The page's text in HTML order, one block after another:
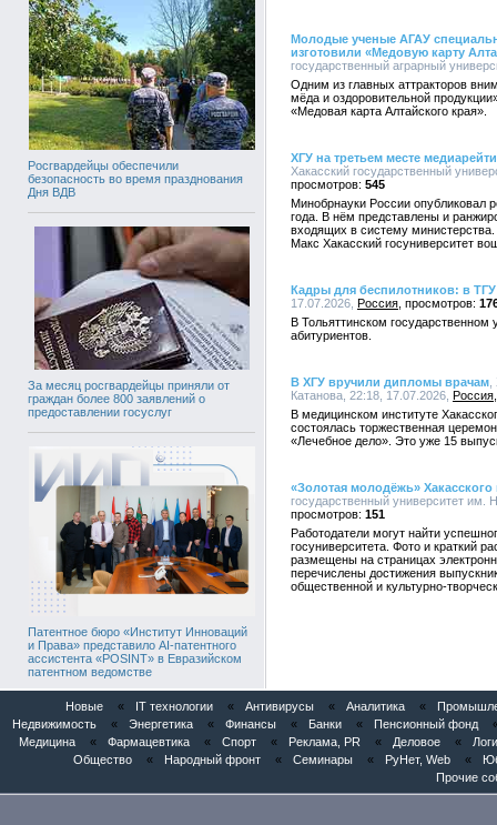
Росгвардейцы обеспечили
безопасность во время празднования
Дня ВДВ
За месяц росгвардейцы приняли от
граждан более 800 заявлений о
предоставлении госуслуг
Патентное бюро «Институт Инноваций
и Права» представило AI-патентного
ассистента «POSINT» в Евразийском
патентном ведомстве
Молодые ученые АГАУ
изготовили «Медовую карту
государственный аграрный
Одним из главных аттракторов
мёда и оздоровительной
«Медовая карта Алтайского края».
ХГУ на третьем месте
Хакасский государственный
545
Минобрнауки России опубликовал
года. В нём представлены и
входящих в систему
Макс Хакасский госуниверситет
Кадры для беспилотников: в
17.07.2026, Россия
В Тольяттинском
абитуриентов.
В ХГУ вручили дипломы врачам
Катанова, 22:18, 17.07.2026, Россия
В медицинском институте
состоялась торжественная
«Лечебное дело». Это уже 15
«Золотая молодёжь» Хакасского
государственный университет им.
151
Работодатели могут найти
госуниверситета. Фото и краткий
размещены на страницах
перечислены достижения
общественной и культурно-
Новые « IT технологии « Антивирусы « Аналитика «
Недвижимость
« Энергетика « Финансы « Банки « Пенсионный фонд
Медицина
« Фармацевтика « Спорт « Реклама, PR « Деловое «
Общество
« Народный фронт « Семинары « РуНет, Web «
Прочие